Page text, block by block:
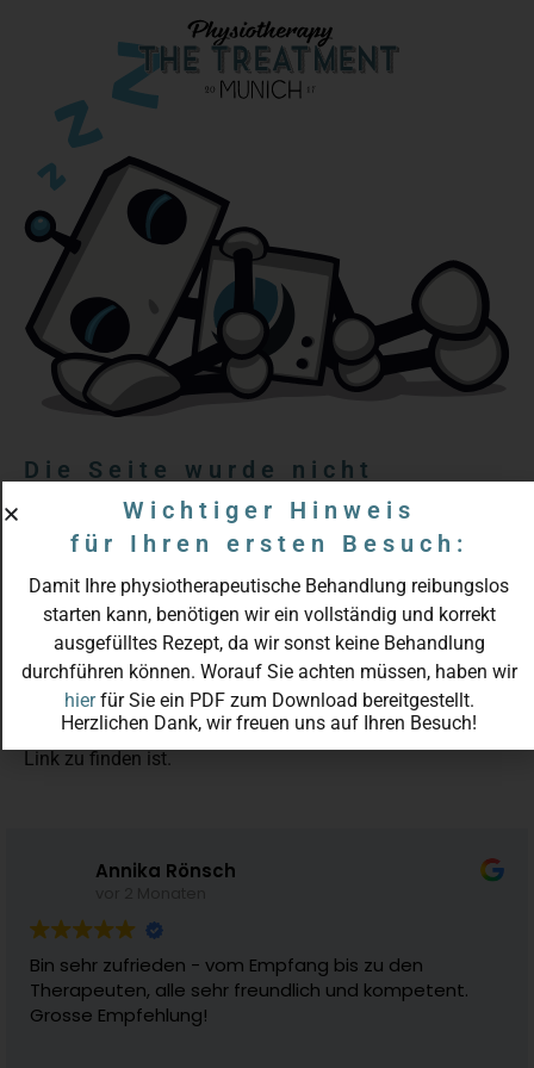
Die Seite wurde nicht
gefunden
Website. Wir bitten um Entschuldigung.
Falls Sie einen Link im Internet angeklickt haben, so
wurde die entsprechende Seite möglicherweise entfernt. In
diesem Fall würden wir uns sehr freuen, wenn Sie uns
mitteilen könnten, auf welcher Website der fehlerhafte
Link zu finden ist.
Annika Rönsch
Bin sehr zufrieden - vom Empfang bis zu den
Therapeuten, alle sehr freundlich und kompetent.
Grosse Empfehlung!
Wichtiger Hinweis
für Ihren ersten Besuch:
Damit Ihre physiotherapeutische Behandlung reibungslos
starten kann, benötigen wir ein vollständig und korrekt
ausgefülltes Rezept, da wir sonst keine Behandlung
durchführen können. Worauf Sie achten müssen, haben wir
hierfür Sie ein PDF zum Download bereitgestellt.
Herzlichen Dank, wir freuen uns auf Ihren Besuch!